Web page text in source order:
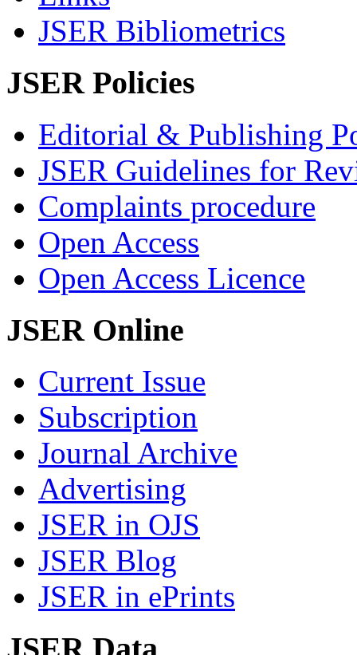
JSER Bibliometrics
JSER Policies
Editorial & Publishing
JSER Guidelines for
Complaints procedure
Open Access
Open Access Licence
JSER Online
Current Issue
Subscription
Journal Archive
Advertising
JSER in OJS
JSER Blog
JSER in ePrints